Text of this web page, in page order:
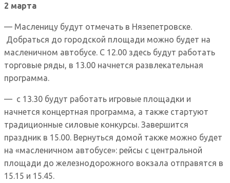
2 марта
— Масленицу будут отмечать в Нязепетровске.
Добраться до городской площади можно будет на
масленичном автобусе. С 12.00 здесь будут работать
торговые ряды, в 13.00 начнется развлекательная
программа.
— с 13.30 будут работать игровые площадки и
начнется концертная программа, а также стартуют
традиционные силовые конкурсы. Завершится
праздник в 15.00. Вернуться домой также можно будет
на «масленичном автобусе»: рейсы с центральной
площади до железнодорожного вокзала отправятся в
15.15 и 15.45.